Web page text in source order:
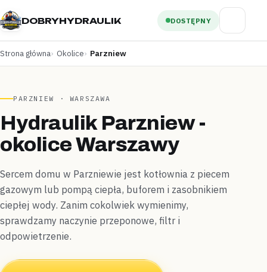
DOBRYHYDRAULIK DOSTĘPNY
Strona główna Okolice Parzniew
PARZNIEW · WARSZAWA
Hydraulik Parzniew -
okolice Warszawy
Sercem domu w Parzniewie jest kotłownia z piecem
gazowym lub pompą ciepła, buforem i zasobnikiem
ciepłej wody. Zanim cokolwiek wymienimy,
sprawdzamy naczynie przeponowe, filtr i
odpowietrzenie.